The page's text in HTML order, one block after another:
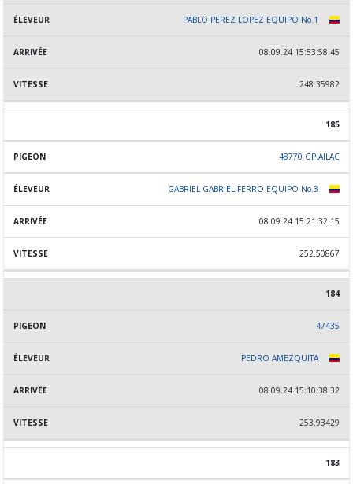
PABLO PEREZ LOPEZ EQUIPO No.1
08.09.24 15:53:58.45
248.35982
185
48770 GP.AILAC
GABRIEL GABRIEL FERRO EQUIPO No.3
08.09.24 15:21:32.15
252.50867
184
47435
PEDRO AMEZQUITA
08.09.24 15:10:38.32
253.93429
183